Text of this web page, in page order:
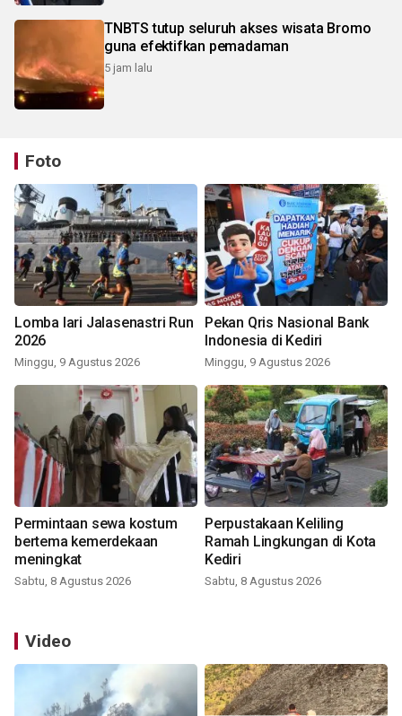
TNBTS tutup seluruh akses wisata Bromo
guna efektifkan pemadaman
5 jam lalu
Foto
Lomba lari Jalasenastri Run
2026
Minggu, 9 Agustus 2026
Pekan Qris Nasional Bank
Indonesia di Kediri
Minggu, 9 Agustus 2026
Permintaan sewa kostum
bertema kemerdekaan
meningkat
Sabtu, 8 Agustus 2026
Perpustakaan Keliling
Ramah Lingkungan di Kota
Kediri
Sabtu, 8 Agustus 2026
Video